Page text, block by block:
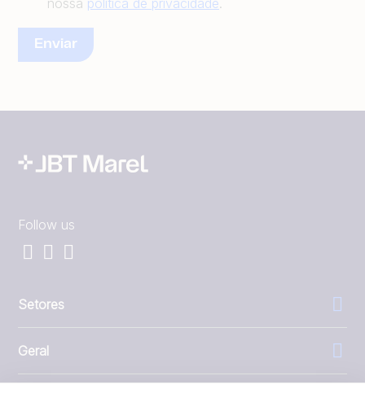
nossa política de privacidade.
Follow us
Setores
Geral